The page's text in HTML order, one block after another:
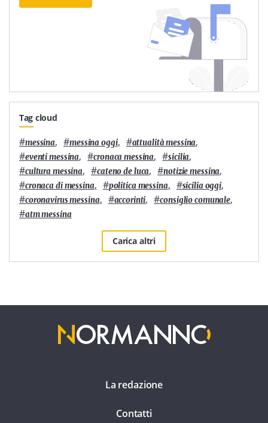
Tag cloud
#messina, #messina oggi, #attualità messina,
#eventi messina, #cronaca messina, #sicilia,
#cultura messina, #cateno de luca, #notizie messina,
#cronaca di messina, #politica messina, #sicilia oggi,
#coronavirus messina, #accorinti, #consiglio comunale,
#atm messina
Carica altri
La redazione
Contatti